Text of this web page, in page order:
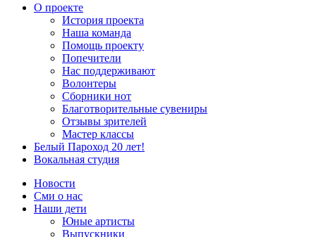
О проекте
История проекта
Наша команда
Помощь проекту
Попечители
Нас поддерживают
Волонтеры
Сборники нот
Благотворительные сувениры
Отзывы зрителей
Мастер классы
Белый Пароход 20 лет!
Вокальная студия
Новости
Сми о нас
Наши дети
Юные артисты
Выпускники